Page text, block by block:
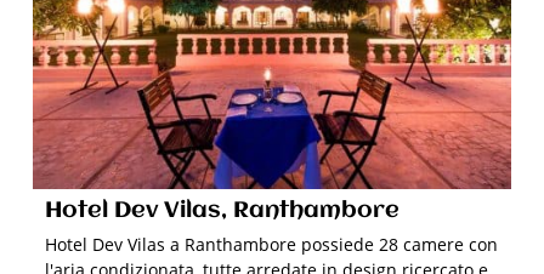
Hotel Dev Vilas, Ranthambore
Hotel Dev Vilas a Ranthambore possiede 28 camere con
l'aria condizionata, tutte arredate in design ricercato e